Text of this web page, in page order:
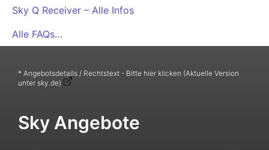
Sky Q Receiver – Alle Infos
Alle FAQs…
* Angebotsdetails / Rechtstext - Bitte hier klicken (Aktuelle Version
unter sky.de)
Sky Angebote